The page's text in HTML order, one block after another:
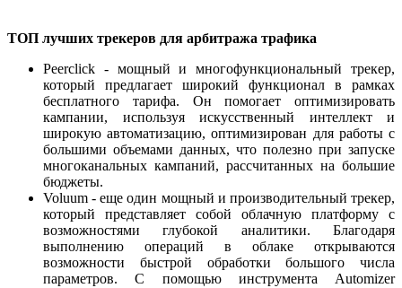
ТОП лучших трекеров для арбитража трафика
Peerclick - мощный и многофункциональный трекер,
который предлагает широкий функционал в рамках
бесплатного тарифа. Он помогает оптимизировать
кампании, используя искусственный интеллект и
широкую автоматизацию, оптимизирован для работы с
большими объемами данных, что полезно при запуске
многоканальных кампаний, рассчитанных на большие
бюджеты.
Voluum - еще один мощный и производительный трекер,
который представляет собой облачную платформу с
возможностями глубокой аналитики. Благодаря
выполнению операций в облаке открываются
возможности быстрой обработки большого числа
параметров. С помощью инструмента Automizer